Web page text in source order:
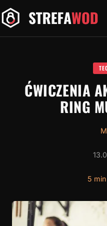
Przejdź
do
ĆWICZENIA
RING
5